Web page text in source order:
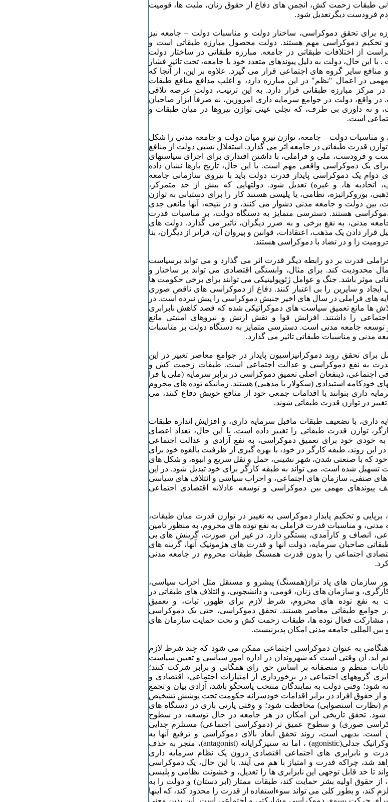
طبقات زحمت کش، انجمن های دفاع از حقوق زنان، ملیت ها، قومیت
فرودست دیگرتعدیل شود.
برای تحقق دموکراسی، ساختار دولت و مناسبات دولت – جامعه نیز
تحکیم دموکراسی مهم هستند. دولت محصول مبارزه طبقاتی است و
از اختلافات طبقاتی در جامعه. مبارزه طبقاتی در ساختار دولت
این حال، دولت به دلیل پیوندهای متعدد خود با جامعه، تحت تاثیر فشار
سایر گروه های اجتماعی قرار می گیرد. علاوه بر این، از آنجا که
در اعمال "نظم" در این مبارزه دارد، و اغلب مدافع منافع طبقات
مرکز مبارزه طبقاتی قرار دارد. به این ترتیب، دولت عرصه تلاقی
واقع، دولت در جوامع سرمایه داری امروزین، نه صرفاً ابزار صاحبان
و نه داوری بی طرف، که تجلی عینی توازن نیروها در میان طبقات و
است.
مناسبات دولت – جامعه، توازن نیرو میان دولت و جامعه مدنی را شکل
قدرت طبقاتی در جامعه اثر می گذارد. استقلال نسبی دولت از منافع
و فرودست، ملی و فراملی، با داشتن اقتداری برای اجرای سیاستهای
برای یک دموکراسی واقعی مهم است. با این حال، تاریخ بارها نشان داده
دوام یک دموکراسی پایدار قدرت دولت باید با نیروی سازمانی جامعه
اتحادیه ها، و غیره) تعدیل شود. دولتهایی که بیش از حد متمرکز،
بوروکراتیزه، نظامی، یا پلیسی هستند کار را برای دستیابی به توازن
بین دولت و جامعه مدنی دشوار می کنند، و در نتیجه، آنها مانعی جدی
هستند. دسترسی متمایز به دستگاه دولت، بر مناسبات قدرت
مدنی، به نفع برخی و به ضرر دیگران، تاثیر می گذارد. دولت های
قرار دادن یک مذهب، اعتقادات، قوانین و پیروان آن، فراتر از دیگران، بنا
زا و در تضاد با دموکراسی هستند.
قدرت بر دو رابطه دیگر قدرت اثر می گذارد و می تواند برسیاست
محدودیت کند. برای مثال، وابستگی اقتصادی می تواند بر ساختار و
موثر باشد. جنگ و عوامل ژئوپولیتیکی می توانند برای برخی حکومت ها
و سایرین را بی اعتبار کنند. دفاع از دموکراسی های ناقص صوری
های فراملی در سال های اخیر جنبش دموکراسی را پیش نبرده است. در
ها مانع تعمیق سیاست های دموکراتیکی شده که قصد کاهش نابرابری
را داشتند. افزایش قوا و نقش ارتش و نیروهای امنیتی مانع
جامعه مدنی است. دسترسی متمایز به دستگاه دولت بر مناسبات
مدنی و مناسبات طبقاتی تاثیر می گذارد.
برای تحقق روند دموکراتیزاسیون پایدار در جوامع معاصر تغییر در این
به نفع دموکراسی و عدالت اجتماعی است. طبقات زحمت کش و
اجتماعی، ذینفعان اصلی تعمیق دموکراسی در برابر سرمایه (ملی یا فرا
خودکامه استبدادی (سکولار یا مذهبی) هستند. زمانیکه توده های محروم
داری بتوانند با اقدامات جمعی خود از منافع خویش دفاع کنند، می
در توازن قدرت طبقاتی شوند.
داری، با تضعیف طبقات ماقبل سرمایه داری، و افزایش اندازه طبقات
توازن قدرت طبقاتی را تغییر داده است. با این حال، تعداد اعضای
خودی خود برای تعمیق دموکراسی، به نفع آزادی و عدالت اجتماعی
این روند، طبقه کارگر در خود، با بهره گیری از ظرفیت بالقوه خود برای
که با صنعتی شدن، شهر نشینی، حمل و نقل سریع و انبوه، و شکل های
تسهیل شده است، می تواند به طبقه کارگر برای خود تبدیل شود. در این
های صنفی، سازمان های اجتماعی، و احزاب سیاسی و ائتلاف های سیاسی
پیوندهای مهمی بین دموکراسی و توسعه عادلانه اقتصادی اجتماعی
برپایی و تحکیم پایدار دموکراسی به تغییر در توازن قدرت میان طبقات،
مدنی، و مناسبات قدرت فراملی به نفع توده های محروم، به منظور تامین
انصاف و کارآمدی، بستگی دارد. در غیر این صورت، گزینش های بی
صاحبان سرمایه، دولت آنها و قدرت های هژمونیک آنها، گزینه های
اجتماعی را بدون قدرت همسنگ طبقات محروم در جامعه مدنی
کرد.
سازمان های پاد تراز(همسنگ) پیشرو و مستقل مثل احزاب سیاسی،
کارگری، و سازمان های زنان، قومی، و دانشجویی، و ائتلاف های طبقاتی در
به نفع توده های محروم، شرط لازم برای ظهور، ثبات، و تعمیق
جوامع طبقاتی معاصر هستند. تحقق دموکراسی، حتی یک دموکراسی
مشارکت فعال توده ها، طبقات زحمت کش و تحت حمایت سازمان های
المللی جامعه مدنی امکان پذیرنیست.
به عنوان دموکراسی اجتماعی ممکن می شود که چند شرط لازم
آید. آن وقتی است که شهروندان در اداره امور سیاسی و تعیین سیاست
منظم و منصفانه بر اساس حق رای همگانی و برابر شرکت کنند؛
گروههای اجتماعی در برخورداری از امتیازات اجتماعی، اقتصادی و
شود؛ وقتی دولت به نمایندگان منتخب پاسخگو باشد، آزادی بیان و تجمع
و از حقوق افراد در برابر اقدامات خودسرانه حکومت تحت پوشش تشخیص
(نظارت استصوابی) محافظت شود؛ و وقتی پارتی بازی در دستگاه های
تحقق تاریخی این امکان در هر جامعه در حال توسعه، در سطوح
صوری) و سطوح عمیق تر (دموکراسی اجتماعی) مستلزم جدایی
است. بدیهی است، روند تحقق ابعاد بالای دموکراسی و ترفیع آنها به
مناسبات دموکراتیک جدلی(agonistic) ، اما نه ستیزگرایانه (antagonist)، منجر به حذف
و نابرابری های اجتماعی اقتصادی درون یک نظام سرمایه داری
شد، چراکه قدرت و امتیاز با هم می آیند. با این حال، یک دموکراسی
تا حد قابل توجهی این نابرابری ها را تعدیل، و خشونت نظامی و پلیسی
از حقوق اولیه بشر حمایت کند، طبقات ممتاز (ابر دستان) و دولت را به
کند، و بطور کلی می تواند سوءاستفاده از قدرت را محدود کند، که اینها
حرکت بسوی دموکراسی مشارکتی و اجتماعی است. این بدین معنی